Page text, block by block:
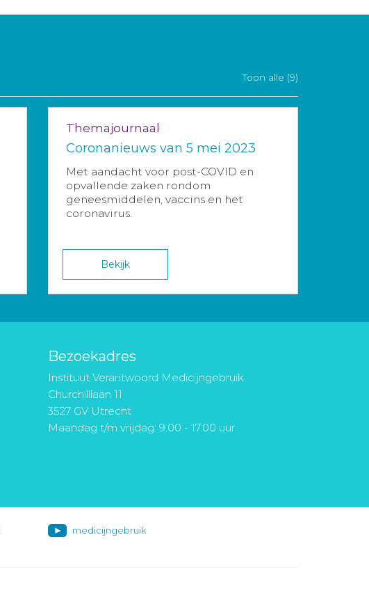
Toon alle (9)
Themajournaal
Coronanieuws van 5 mei 2023
Met aandacht voor post-COVID en
opvallende zaken rondom
geneesmiddelen, vaccins en het
coronavirus.
Bekijk
Bezoekadres
Instituut Verantwoord Medicijngebruik
Churchilllaan 11
3527 GV Utrecht
Maandag t/m vrijdag: 9.00 - 17.00 uur
medicijngebruik